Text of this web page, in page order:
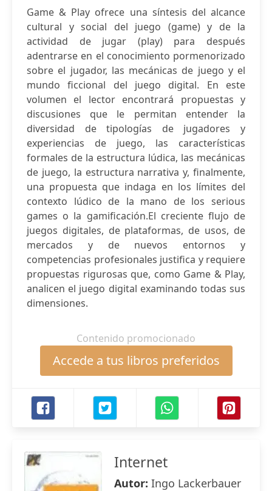
Game & Play ofrece una síntesis del alcance
cultural y social del juego (game) y de la
actividad de jugar (play) para después
adentrarse en el conocimiento pormenorizado
sobre el jugador, las mecánicas de juego y el
mundo ficcional del juego digital. En este
volumen el lector encontrará propuestas y
discusiones que le permitan entender la
diversidad de tipologías de jugadores y
experiencias de juego, las características
formales de la estructura lúdica, las mecánicas
de juego, la estructura narrativa y, finalmente,
una propuesta que indaga en los límites del
contexto lúdico de la mano de los serious
games o la gamificación.El creciente flujo de
juegos digitales, de plataformas, de usos, de
mercados y de nuevos entornos y
competencias profesionales justifica y requiere
propuestas rigurosas que, como Game & Play,
analicen el juego digital examinando todas sus
dimensiones.
Contenido promocionado
Accede a tus libros preferidos
Internet
Autor: Ingo Lackerbauer